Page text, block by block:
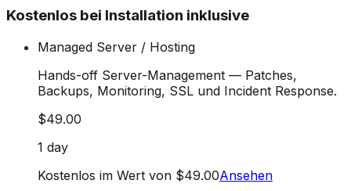
Kostenlos bei Installation inklusive
Managed Server / Hosting
Hands-off Server-Management — Patches,
Backups, Monitoring, SSL und Incident Response.
$49.00
1 day
Kostenlos im Wert von $49.00Ansehen